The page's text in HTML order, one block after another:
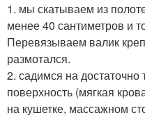
1. мы скатываем из
менее 40 сантиметров и
Перевязываем валик
размотался.
2. садимся на
поверхность (мягкая
на кушетке, массажном